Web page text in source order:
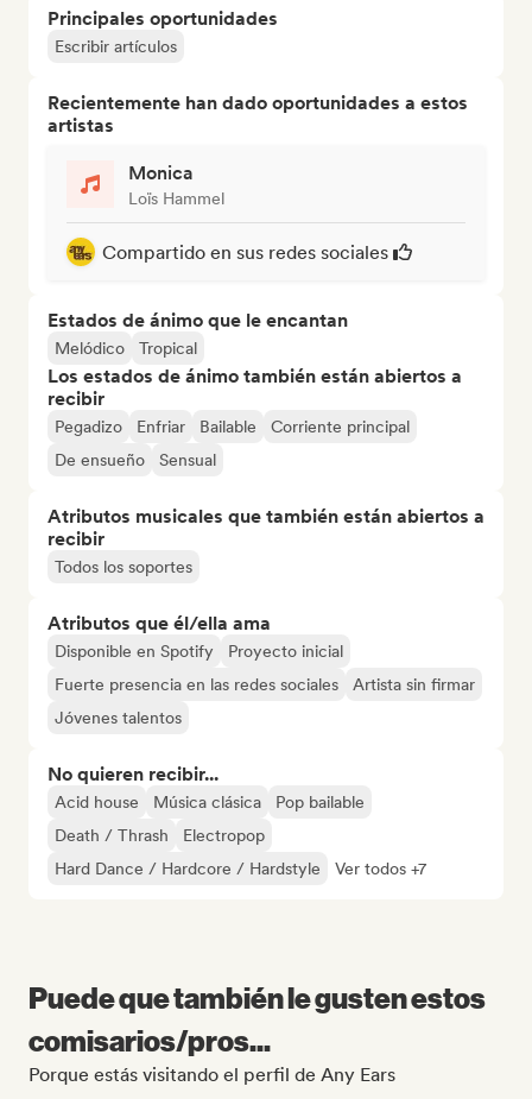
Principales oportunidades
Escribir artículos
Recientemente han dado oportunidades a estos
artistas
Monica
Loïs Hammel
Compartido en sus redes sociales
Estados de ánimo que le encantan
Melódico Tropical
Los estados de ánimo también están abiertos a
recibir
Pegadizo Enfriar Bailable
Corriente principal
De ensueño
Sensual
Atributos musicales que también están abiertos a
recibir
Todos los soportes
Atributos que él/ella ama
Disponible en Spotify
Proyecto inicial
Fuerte presencia en las redes sociales
Artista sin firmar
Jóvenes talentos
No quieren recibir...
Acid house Música clásica
Pop bailable
Death / Thrash
Electropop
Hard Dance / Hardcore / Hardstyle
Ver todos +7
Puede que también le gusten estos
comisarios/pros...
Porque estás visitando el perfil de Any Ears